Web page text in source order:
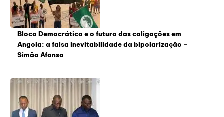
Bloco Democrático e o futuro das coligações em
Angola: a falsa inevitabilidade da bipolarização –
Simão Afonso